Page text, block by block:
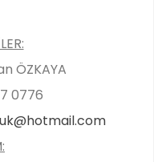
ÖZKAYA
0776